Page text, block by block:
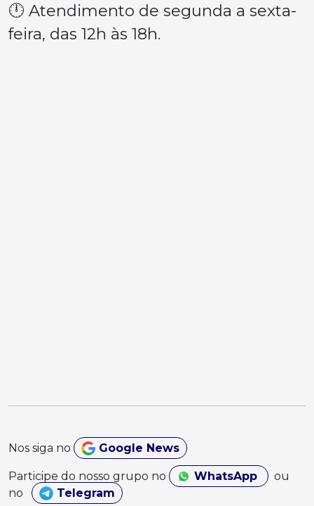
🕛 Atendimento de segunda a sexta-
feira, das 12h às 18h.
Nos siga no Google News
Participe do nosso grupo no WhatsApp
ou
no
Telegram